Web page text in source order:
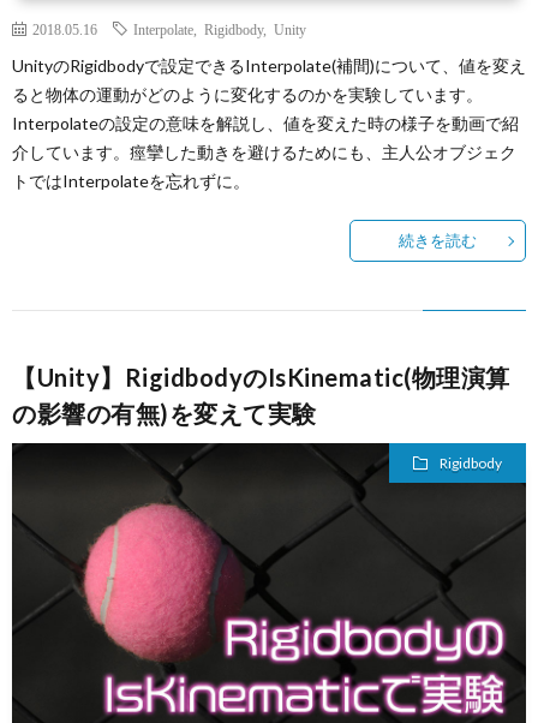
2018.05.16 Interpolate Rigidbody, Unity
UnityのRigidbodyで設定できるInterpolate(補間)について、値を変え
ると物体の運動がどのように変化するのかを実験しています。
Interpolateの設定の意味を解説し、値を変えた時の様子を動画で紹
介しています。痙攣した動きを避けるためにも、主人公オブジェク
トではInterpolateを忘れずに。
続きを読む
【Unity】RigidbodyのIsKinematic(物理演算
の影響の有無)を変えて実験
Rigidbody